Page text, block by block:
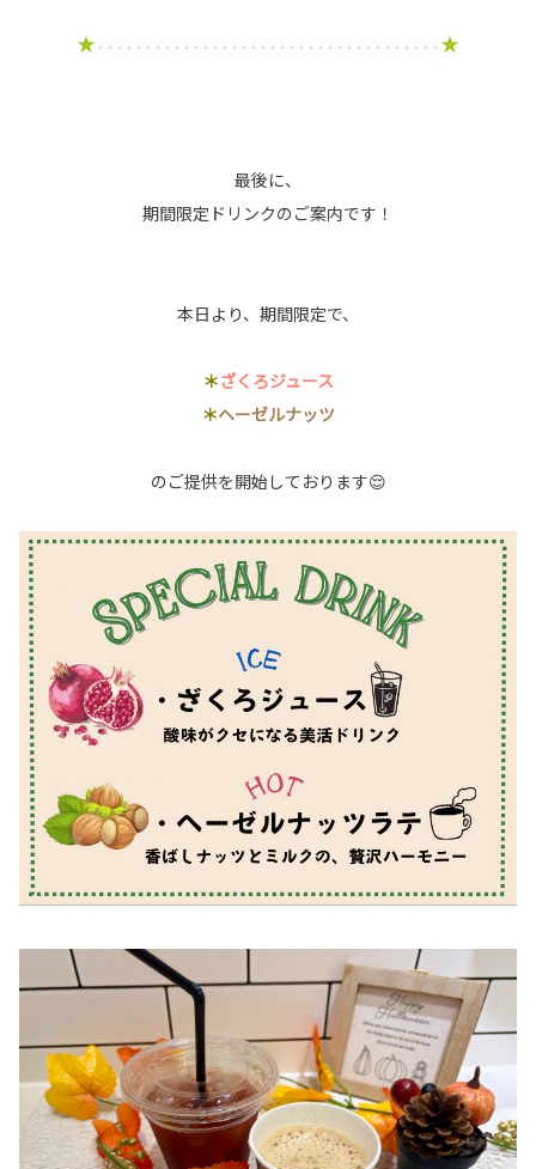
★ ・・・・・・・・・・・・・・・・・・・・・・・・・・・・・・・・・・・・ ★
最後に、
期間限定ドリンクのご案内です！
本日より、期間限定で、
＊ざくろジュース
＊ヘーゼルナッツ
のご提供を開始しております😌